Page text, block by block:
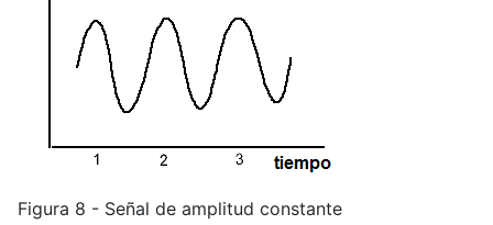
Figura 8 - Señal de amplitud constante